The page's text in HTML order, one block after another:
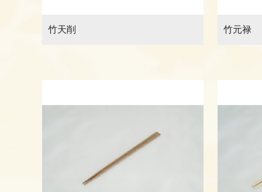
竹天削 竹元禄